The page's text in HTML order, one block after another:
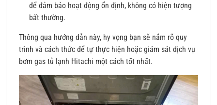
để đảm bảo hoạt động ổn định, không có hiện tượng
bất thường.
Thông qua hướng dẫn này, hy vọng bạn sẽ nắm rõ quy
trình và cách thức để tự thực hiện hoặc giám sát dịch vụ
bơm gas tủ lạnh Hitachi một cách tốt nhất.